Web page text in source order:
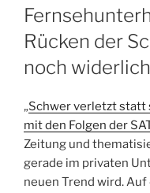
AM
Rücken der
noch
„Schwer verletzt statt
mit den Folgen der
Zeitung und
gerade im privaten
neuen Trend wird.